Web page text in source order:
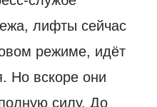
лифты сейчас
режиме, идёт
Но вскоре они
силу. До